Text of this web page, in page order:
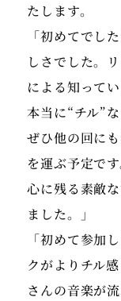
たします。
「初めてでし
しさでした。
による知って
本当に“チル”
ぜひ他の回に
を運ぶ予定です
心に残る素敵
ました。」
「初めて参加
クがよりチル
さんの音楽が